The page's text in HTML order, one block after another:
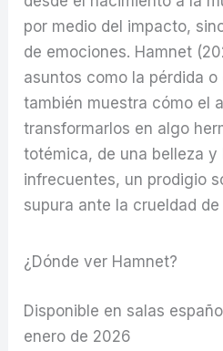
por medio del impacto,
de emociones. Hamnet
asuntos como la pérdida o
también muestra cómo el
transformarlos en algo
totémica, de una belleza y
infrecuentes, un prodigio
supura ante la crueldad
¿Dónde ver Hamnet?
Disponible en salas
enero de 2026